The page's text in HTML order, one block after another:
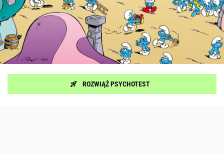
ROZWIĄŻ PSYCHOTEST